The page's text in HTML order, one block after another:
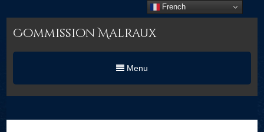
Commission Malraux
Menu
French